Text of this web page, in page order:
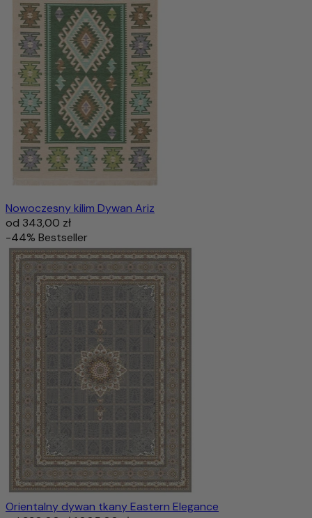
Nowoczesny kilim Dywan Ariz
od 343,00 zł
-44% Bestseller
Orientalny dywan tkany Eastern Elegance